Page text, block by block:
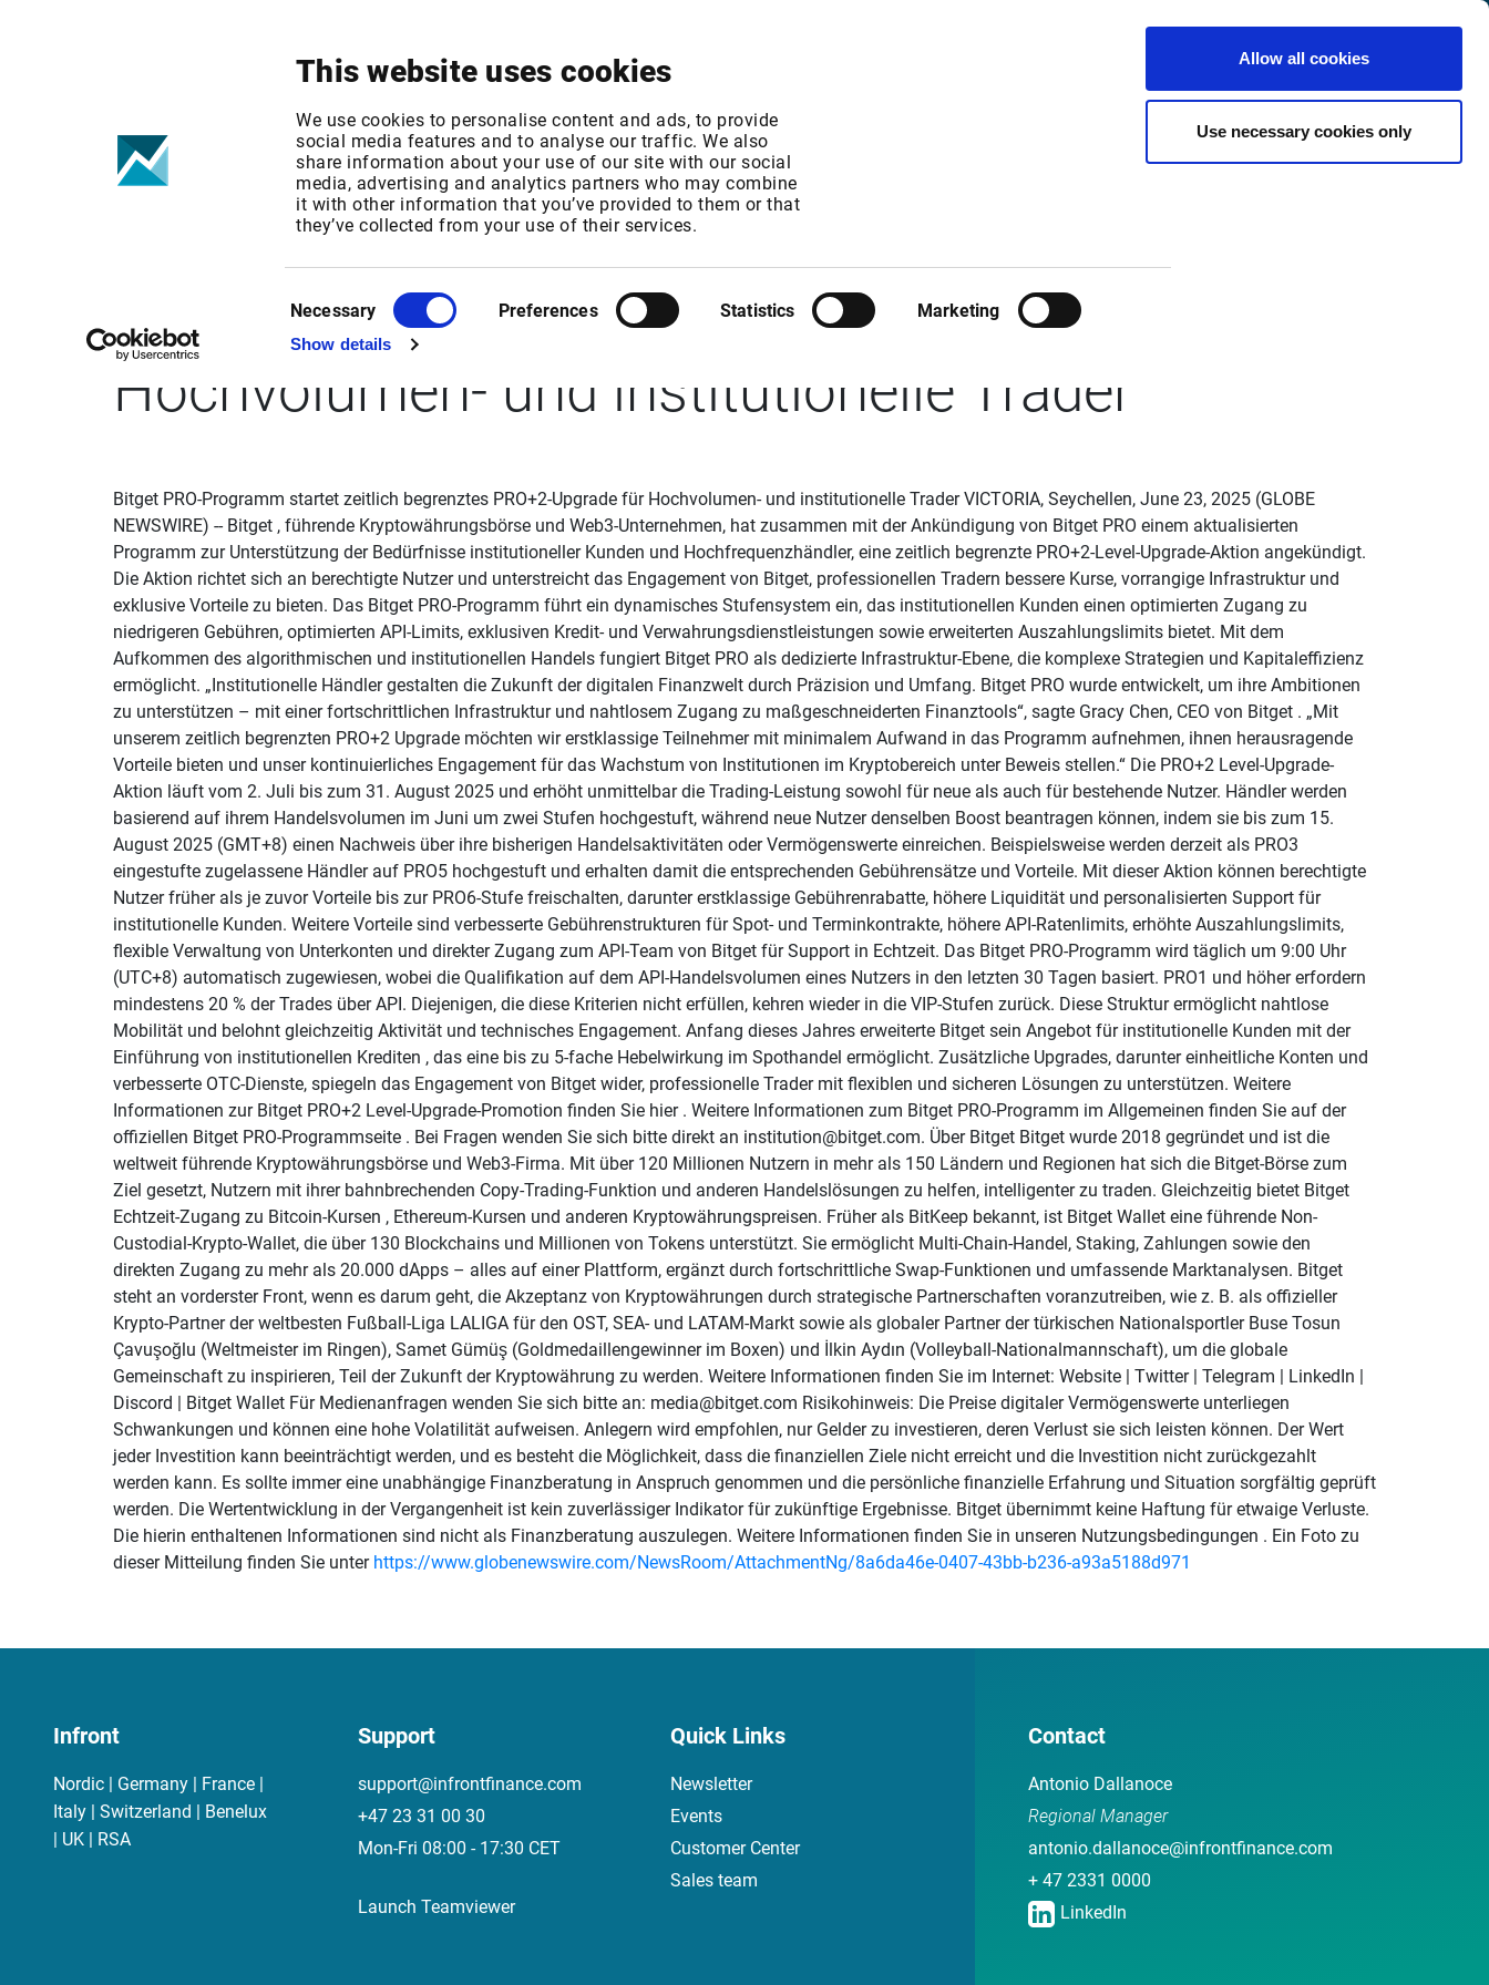
This website uses cookies
We use cookies to personalise content and ads, to provide
social media features and to analyse our traffic. We also
share information about your use of our site with our social
media, advertising and analytics partners who may combine
it with other information that you’ve provided to them or that
they’ve collected from your use of their services.
Selection
Necessary Preferences Statistics Marketing
Show details
Allow all cookies
Use necessary cookies only
English
Customer
Center
GlobeNewswire: Bitget PRO-Programm startet
zeitlich begrenztes PRO+2-Upgrade für
Hochvolumen- und institutionelle Trader
Bitget PRO-Programm startet zeitlich begrenztes PRO+2-Upgrade für Hochvolumen- und institutionelle Trader VICTORIA, Seychellen, June 23, 2025 (GLOBE
NEWSWIRE) -- Bitget , führende Kryptowährungsbörse und Web3-Unternehmen, hat zusammen mit der Ankündigung von Bitget PRO einem aktualisierten
Programm zur Unterstützung der Bedürfnisse institutioneller Kunden und Hochfrequenzhändler, eine zeitlich begrenzte PRO+2-Level-Upgrade-Aktion angekündigt.
Die Aktion richtet sich an berechtigte Nutzer und unterstreicht das Engagement von Bitget, professionellen Tradern bessere Kurse, vorrangige Infrastruktur und
exklusive Vorteile zu bieten. Das Bitget PRO-Programm führt ein dynamisches Stufensystem ein, das institutionellen Kunden einen optimierten Zugang zu
niedrigeren Gebühren, optimierten API-Limits, exklusiven Kredit- und Verwahrungsdienstleistungen sowie erweiterten Auszahlungslimits bietet. Mit dem
Aufkommen des algorithmischen und institutionellen Handels fungiert Bitget PRO als dedizierte Infrastruktur-Ebene, die komplexe Strategien und Kapitaleffizienz
ermöglicht. „Institutionelle Händler gestalten die Zukunft der digitalen Finanzwelt durch Präzision und Umfang. Bitget PRO wurde entwickelt, um ihre Ambitionen
zu unterstützen – mit einer fortschrittlichen Infrastruktur und nahtlosem Zugang zu maßgeschneiderten Finanztools“, sagte Gracy Chen, CEO von Bitget . „Mit
unserem zeitlich begrenzten PRO+2 Upgrade möchten wir erstklassige Teilnehmer mit minimalem Aufwand in das Programm aufnehmen, ihnen herausragende
Vorteile bieten und unser kontinuierliches Engagement für das Wachstum von Institutionen im Kryptobereich unter Beweis stellen.“ Die PRO+2 Level-Upgrade-
Aktion läuft vom 2. Juli bis zum 31. August 2025 und erhöht unmittelbar die Trading-Leistung sowohl für neue als auch für bestehende Nutzer. Händler werden
basierend auf ihrem Handelsvolumen im Juni um zwei Stufen hochgestuft, während neue Nutzer denselben Boost beantragen können, indem sie bis zum 15.
August 2025 (GMT+8) einen Nachweis über ihre bisherigen Handelsaktivitäten oder Vermögenswerte einreichen. Beispielsweise werden derzeit als PRO3
eingestufte zugelassene Händler auf PRO5 hochgestuft und erhalten damit die entsprechenden Gebührensätze und Vorteile. Mit dieser Aktion können berechtigte
Nutzer früher als je zuvor Vorteile bis zur PRO6-Stufe freischalten, darunter erstklassige Gebührenrabatte, höhere Liquidität und personalisierten Support für
institutionelle Kunden. Weitere Vorteile sind verbesserte Gebührenstrukturen für Spot- und Terminkontrakte, höhere API-Ratenlimits, erhöhte Auszahlungslimits,
flexible Verwaltung von Unterkonten und direkter Zugang zum API-Team von Bitget für Support in Echtzeit. Das Bitget PRO-Programm wird täglich um 9:00 Uhr
(UTC+8) automatisch zugewiesen, wobei die Qualifikation auf dem API-Handelsvolumen eines Nutzers in den letzten 30 Tagen basiert. PRO1 und höher erfordern
mindestens 20 % der Trades über API. Diejenigen, die diese Kriterien nicht erfüllen, kehren wieder in die VIP-Stufen zurück. Diese Struktur ermöglicht nahtlose
Mobilität und belohnt gleichzeitig Aktivität und technisches Engagement. Anfang dieses Jahres erweiterte Bitget sein Angebot für institutionelle Kunden mit der
Einführung von institutionellen Krediten , das eine bis zu 5-fache Hebelwirkung im Spothandel ermöglicht. Zusätzliche Upgrades, darunter einheitliche Konten und
verbesserte OTC-Dienste, spiegeln das Engagement von Bitget wider, professionelle Trader mit flexiblen und sicheren Lösungen zu unterstützen. Weitere
Informationen zur Bitget PRO+2 Level-Upgrade-Promotion finden Sie hier . Weitere Informationen zum Bitget PRO-Programm im Allgemeinen finden Sie auf der
offiziellen Bitget PRO-Programmseite . Bei Fragen wenden Sie sich bitte direkt an institution@bitget.com. Über Bitget Bitget wurde 2018 gegründet und ist die
weltweit führende Kryptowährungsbörse und Web3-Firma. Mit über 120 Millionen Nutzern in mehr als 150 Ländern und Regionen hat sich die Bitget-Börse zum
Ziel gesetzt, Nutzern mit ihrer bahnbrechenden Copy-Trading-Funktion und anderen Handelslösungen zu helfen, intelligenter zu traden. Gleichzeitig bietet Bitget
Echtzeit-Zugang zu Bitcoin-Kursen , Ethereum-Kursen und anderen Kryptowährungspreisen. Früher als BitKeep bekannt, ist Bitget Wallet eine führende Non-
Custodial-Krypto-Wallet, die über 130 Blockchains und Millionen von Tokens unterstützt. Sie ermöglicht Multi-Chain-Handel, Staking, Zahlungen sowie den
direkten Zugang zu mehr als 20.000 dApps – alles auf einer Plattform, ergänzt durch fortschrittliche Swap-Funktionen und umfassende Marktanalysen. Bitget
steht an vorderster Front, wenn es darum geht, die Akzeptanz von Kryptowährungen durch strategische Partnerschaften voranzutreiben, wie z. B. als offizieller
Krypto-Partner der weltbesten Fußball-Liga LALIGA für den OST, SEA- und LATAM-Markt sowie als globaler Partner der türkischen Nationalsportler Buse Tosun
Çavuşoğlu (Weltmeister im Ringen), Samet Gümüş (Goldmedaillengewinner im Boxen) und İlkin Aydın (Volleyball-Nationalmannschaft), um die globale
Gemeinschaft zu inspirieren, Teil der Zukunft der Kryptowährung zu werden. Weitere Informationen finden Sie im Internet: Website | Twitter | Telegram | LinkedIn |
Discord | Bitget Wallet Für Medienanfragen wenden Sie sich bitte an: media@bitget.com Risikohinweis: Die Preise digitaler Vermögenswerte unterliegen
Schwankungen und können eine hohe Volatilität aufweisen. Anlegern wird empfohlen, nur Gelder zu investieren, deren Verlust sie sich leisten können. Der Wert
jeder Investition kann beeinträchtigt werden, und es besteht die Möglichkeit, dass die finanziellen Ziele nicht erreicht und die Investition nicht zurückgezahlt
werden kann. Es sollte immer eine unabhängige Finanzberatung in Anspruch genommen und die persönliche finanzielle Erfahrung und Situation sorgfältig geprüft
werden. Die Wertentwicklung in der Vergangenheit ist kein zuverlässiger Indikator für zukünftige Ergebnisse. Bitget übernimmt keine Haftung für etwaige Verluste.
Die hierin enthaltenen Informationen sind nicht als Finanzberatung auszulegen. Weitere Informationen finden Sie in unseren Nutzungsbedingungen . Ein Foto zu
dieser Mitteilung finden Sie unter https://www.globenewswire.com/NewsRoom/AttachmentNg/8a6da46e-0407-43bb-b236-a93a5188d971
Infront
Nordic | Germany | France |
Italy | Switzerland | Benelux
| UK | RSA
Support
support@infrontfinance.com
+47 23 31 00 30
Mon-Fri 08:00 - 17:30 CET
Launch Teamviewer
Quick Links
Newsletter
Events
Customer Center
Sales team
Contact
Antonio Dallanoce
Regional Manager
antonio.dallanoce@infrontfinance.com
+ 47 2331 0000
LinkedIn